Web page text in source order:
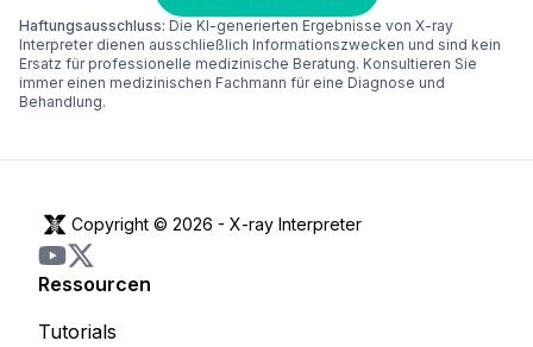
Haftungsausschluss: Die KI-generierten Ergebnisse von X-ray
Interpreter dienen ausschließlich Informationszwecken und sind kein
Ersatz für professionelle medizinische Beratung. Konsultieren Sie
immer einen medizinischen Fachmann für eine Diagnose und
Behandlung.
Copyright © 2026 - X-ray Interpreter
Ressourcen
Tutorials